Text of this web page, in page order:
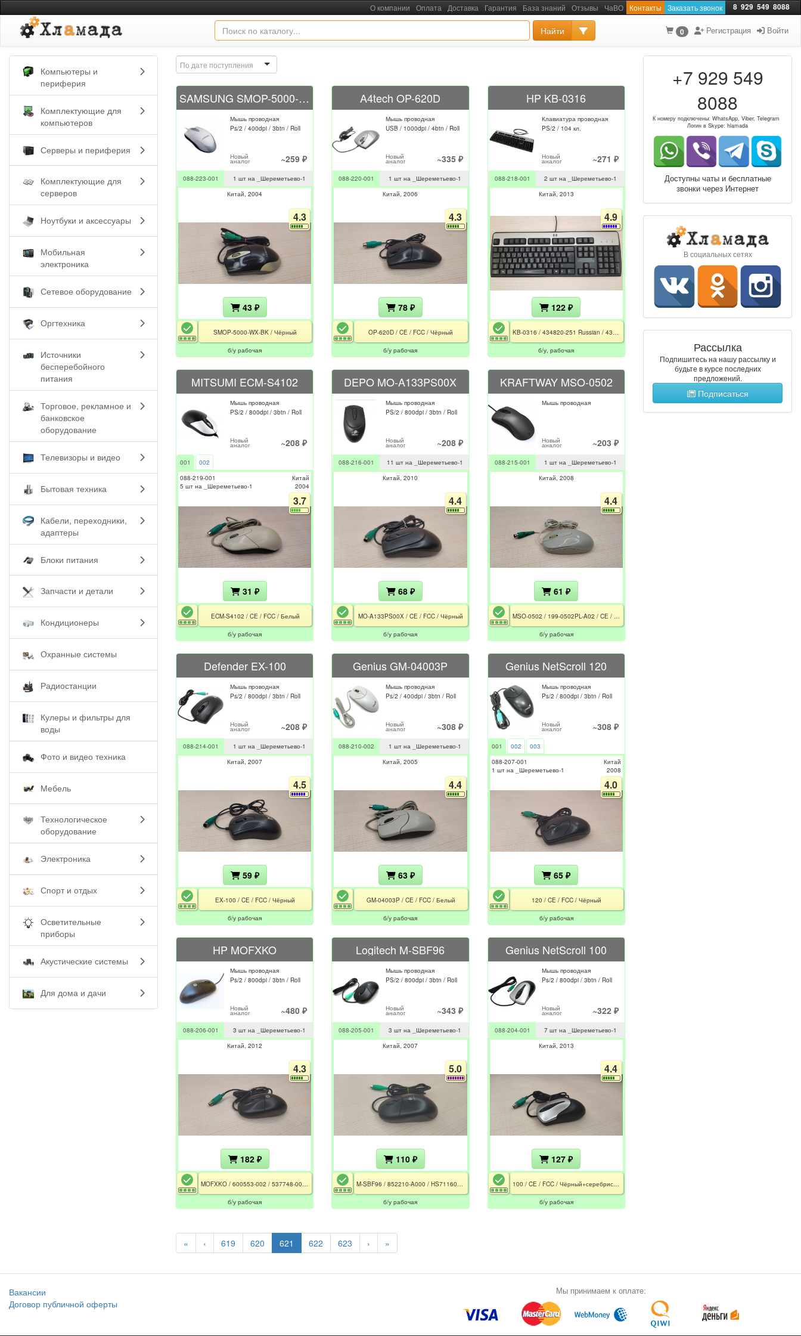
О компании Оплата Доставка Гарантия База знаний Отзывы ЧаВО Контакты Заказать звонок 8 929 549 8088
Найти 0 Регистрация Войти
Компьютеры и
периферия
Комплектующие для
компьютеров
Серверы и периферия
Комплектующие для
серверов
Ноутбуки и аксессуары
Мобильная
электроника
Сетевое оборудование
Оргтехника
Источники
бесперебойного
питания
Торговое, рекламное и
банковское
оборудование
Телевизоры и видео
Бытовая техника
Кабели, переходники,
адаптеры
Блоки питания
Запчасти и детали
Кондиционеры
Охранные системы
Радиостанции
Кулеры и фильтры для
воды
Фото и видео техника
Мебель
Технологическое
оборудование
Электроника
Спорт и отдых
Осветительные
приборы
Акустические системы
Для дома и дачи
По дате поступления
SAMSUNG SMOP-5000-WX-BK
Мышь проводная
Ps/2 / 400dpi / 3btn / Roll
Новый
аналог ~259 ₽
088-223-001
1 шт на _Шереметьево-1
Китай 2004
4.3
43 ₽
SMOP-5000-WX-BK / Чёрный
б/у рабочая
A4tech OP-620D
Мышь проводная
USB / 1000dpi / 4btn / Roll
Новый
аналог ~335 ₽
088-220-001
1 шт на _Шереметьево-1
Китай 2006
4.3
78 ₽
OP-620D / CE / FCC / Чёрный
б/у рабочая
HP KB-0316
Клавиатура проводная
PS/2 / 104 кл.
Новый
аналог ~271 ₽
088-218-001
2 шт на _Шереметьево-1
Китай 2013
4.9
122 ₽
б/у, рабочая
MITSUMI ECM-S4102
Мышь проводная
PS/2 / 800dpi / 3btn / Roll
Новый
аналог ~208 ₽
001
002
088-219-001
5 шт на _Шереметьево-1
Китай
2004
3.7
31 ₽
ECM-S4102 / CE / FCC / Белый
б/у рабочая
DEPO MO-A133PS00X
Мышь проводная
PS/2 / 800dpi / 3btn / Roll
Новый
аналог ~208 ₽
088-216-001
11 шт на _Шереметьево-1
Китай 2010
4.4
68 ₽
MO-A133PS00X / CE / FCC / Чёрный
б/у рабочая
KRAFTWAY MSO-0502
Мышь проводная
Новый
аналог ~203 ₽
088-215-001
1 шт на _Шереметьево-1
Китай 2008
4.4
61 ₽
б/у рабочая
Defender EX-100
Мышь проводная
Ps/2 / 800dpi / 3btn / Roll
Новый
аналог ~208 ₽
088-214-001
1 шт на _Шереметьево-1
Китай 2007
4.5
59 ₽
EX-100 / CE / FCC / Чёрный
б/у рабочая
Genius GM-04003P
Мышь проводная
Ps/2 / 400dpi / 3btn / Roll
Новый
аналог ~308 ₽
088-210-002
1 шт на _Шереметьево-1
Китай 2005
4.4
63 ₽
GM-04003P / CE / FCC / Белый
б/у рабочая
Genius NetScroll 120
Мышь проводная
Ps/2 / 800dpi / 3btn / Roll
Новый
аналог ~308 ₽
001 002
003
088-207-001
1 шт на _Шереметьево-1
Китай
2008
4.0
65 ₽
120 / CE / FCC / Чёрный
б/у рабочая
HP MOFXKO
Мышь проводная
Ps/2 / 800dpi / 3btn / Roll
Новый
аналог ~480 ₽
088-206-001
3 шт на _Шереметьево-1
Китай 2012
4.3
182 ₽
б/у рабочая
Logitech M-SBF96
Мышь проводная
PS/2 / 800dpi / 3btn / Roll
Новый
аналог ~343 ₽
088-205-001
3 шт на _Шереметьево-1
Китай 2007
5.0
110 ₽
б/у рабочая
Genius NetScroll 100
Мышь проводная
Ps/2 / 800dpi / 3btn / Roll
Новый
аналог ~322 ₽
088-204-001
7 шт на _Шереметьево-1
Китай 2013
4.4
127 ₽
100 / CE / FCC / Чёрный+серебристый
б/у рабочая
« ‹ 619 620 621 622 623 › »
+7 929 549
8088
К номеру подключены: WhatsApp, Viber, Telegram
Логин в Skype: hlamada
Доступны чаты и бесплатные
звонки через Интернет
В социальных сетях
Рассылка
Подпишитесь на нашу рассылку и
будьте в курсе последних
предложений.
Подписаться
Вакансии
Договор публичной оферты
Мы принимаем к оплате: